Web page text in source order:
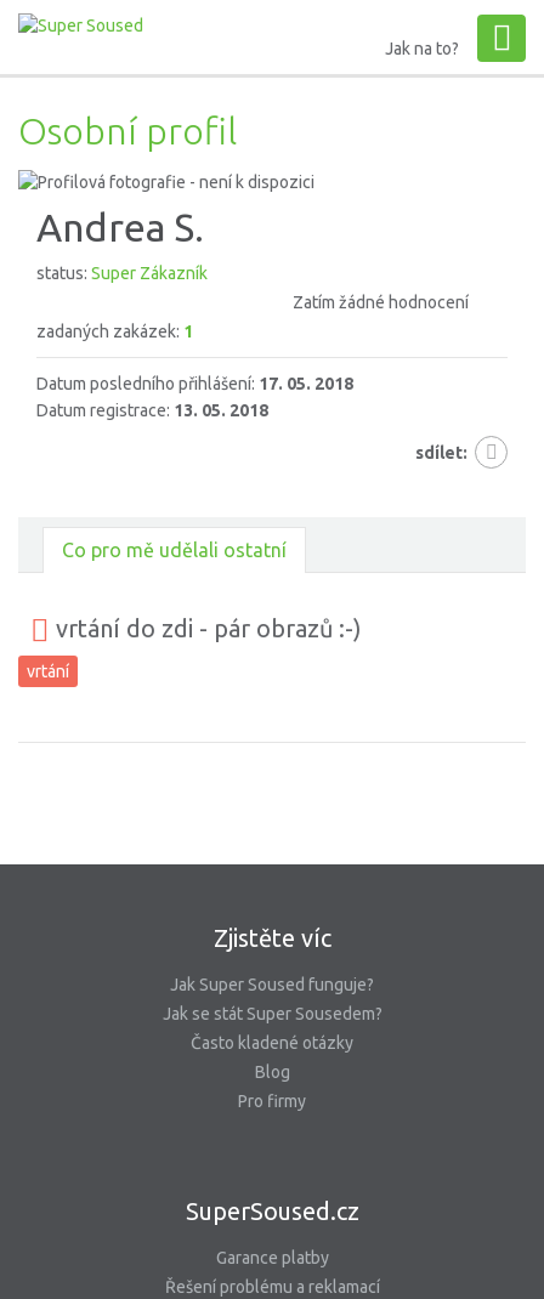
Jak na to?
Osobní profil
Andrea S.
status: Super Zákazník
Zatím žádné hodnocení
zadaných zakázek: 1
Datum posledního přihlášení: 17. 05. 2018
Datum registrace: 13. 05. 2018
sdílet:
Co pro mě udělali ostatní
vrtání do zdi - pár obrazů :-)
vrtání
Zjistěte víc
Jak Super Soused funguje?
Jak se stát Super Sousedem?
Často kladené otázky
Blog
Pro firmy
SuperSoused.cz
Garance platby
Řešení problému a reklamací